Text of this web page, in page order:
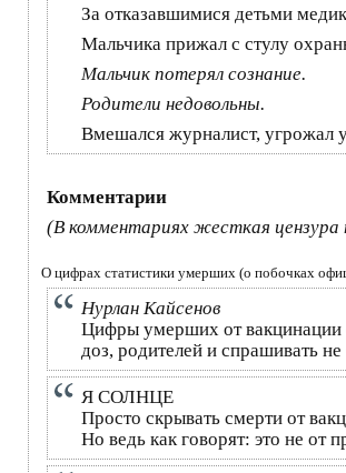
За отказавшимися детьми
Мальчика прижал с стулу
Мальчик потерял сознание.
Родители недовольны.
Вмешался журналист, угрожал
Комментарии
(В комментариях жесткая цензура
О цифрах статистики умерших (о побочках
Нурлан Кайсенов
Цифры умерших от вакцинации
доз, родителей и спрашивать
Я СОЛНЦЕ
Просто скрывать смерти от
Но ведь как говорят: это не от